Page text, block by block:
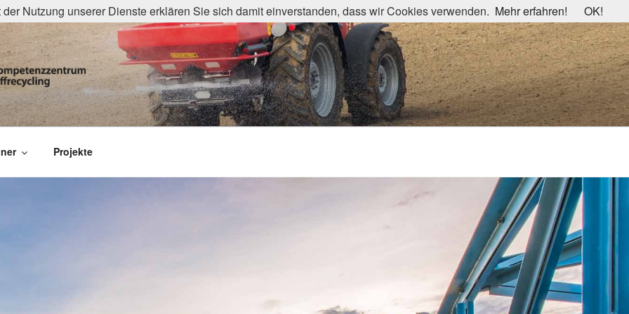
organisches Reststoffrecycling
Projekte
Nutzung unserer Dienste erklären Sie sich damit einverstanden, dass wir Cookies verwenden. Mehr erfahren! OK!